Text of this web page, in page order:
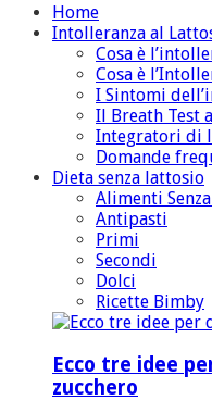
Home
Intolleranza al
Cosa è
Cosa è
I Sintomi
Il Breath Test
Integratori di
Domande
Dieta senza lattosio
Alimenti
Antipasti
Primi
Secondi
Dolci
Ricette Bimby
Ecco tre idee
zucchero